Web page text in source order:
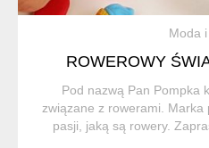
Moda
ROWEROWY
Pod nazwą Pan Pompka
związane z rowerami. Marka
pasji, jaką są rowery.